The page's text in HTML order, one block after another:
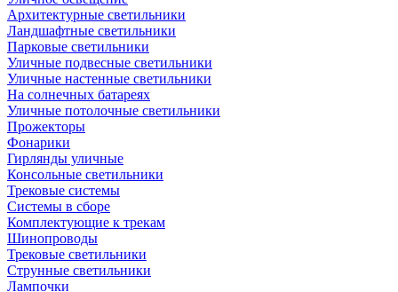
Архитектурные светильники
Ландшафтные светильники
Парковые светильники
Уличные подвесные светильники
Уличные настенные светильники
На солнечных батареях
Уличные потолочные светильники
Прожекторы
Фонарики
Гирлянды уличные
Консольные светильники
Трековые системы
Системы в сборе
Комплектующие к трекам
Шинопроводы
Трековые светильники
Струнные светильники
Лампочки